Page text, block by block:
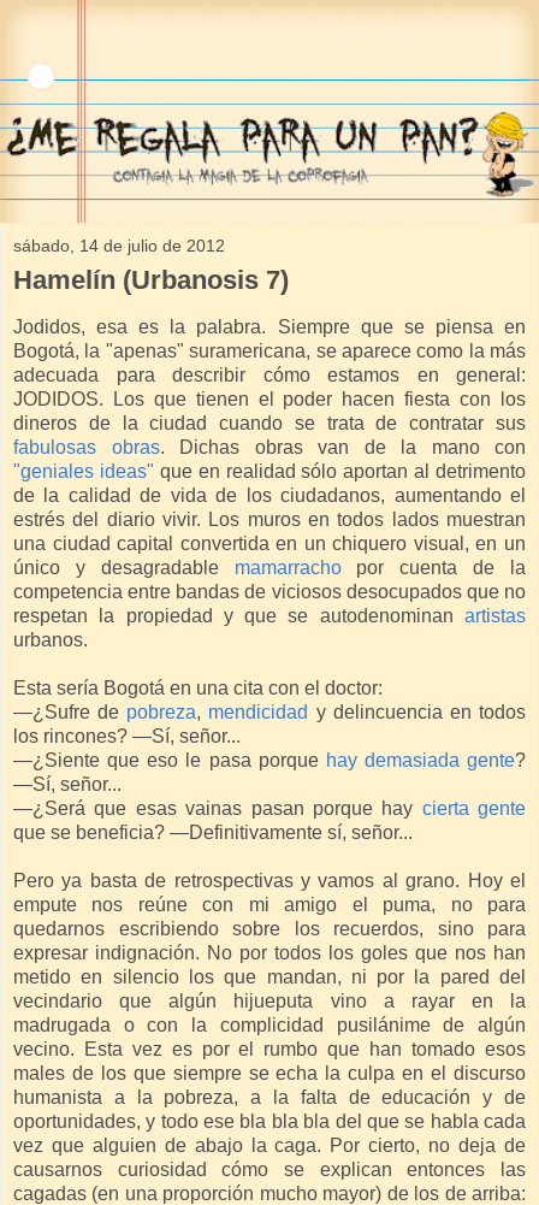
sábado, 14 de julio de 2012
Hamelín (Urbanosis 7)
Jodidos, esa es la palabra. Siempre que se piensa en
Bogotá, la "apenas" suramericana, se aparece como la más
adecuada para describir cómo estamos en general:
JODIDOS. Los que tienen el poder hacen fiesta con los
dineros de la ciudad cuando se trata de contratar sus
fabulosas obras. Dichas obras van de la mano con
"geniales ideas" que en realidad sólo aportan al detrimento
de la calidad de vida de los ciudadanos, aumentando el
estrés del diario vivir. Los muros en todos lados muestran
una ciudad capital convertida en un chiquero visual, en un
único y desagradable mamarrachopor cuenta de la
competencia entre bandas de viciosos desocupados que no
respetan la propiedad y que se autodenominan artistas
urbanos.
Esta sería Bogotá en una cita con el doctor:
—¿Sufre de pobreza, mendicidad y delincuencia en todos
los rincones? —Sí, señor...
—¿Siente que eso le pasa porque hay demasiada gente?
—Sí, señor...
—¿Será que esas vainas pasan porque hay cierta gente
que se beneficia? —Definitivamente sí, señor...
Pero ya basta de retrospectivas y vamos al grano. Hoy el
empute nos reúne con mi amigo el puma, no para
quedarnos escribiendo sobre los recuerdos, sino para
expresar indignación. No por todos los goles que nos han
metido en silencio los que mandan, ni por la pared del
vecindario que algún hijueputa vino a rayar en la
madrugada o con la complicidad pusilánime de algún
vecino. Esta vez es por el rumbo que han tomado esos
males de los que siempre se echa la culpa en el discurso
humanista a la pobreza, a la falta de educación y de
oportunidades, y todo ese bla bla bla del que se habla cada
vez que alguien de abajo la caga. Por cierto, no deja de
causarnos curiosidad cómo se explican entonces las
cagadas (en una proporción mucho mayor) de los de arriba: